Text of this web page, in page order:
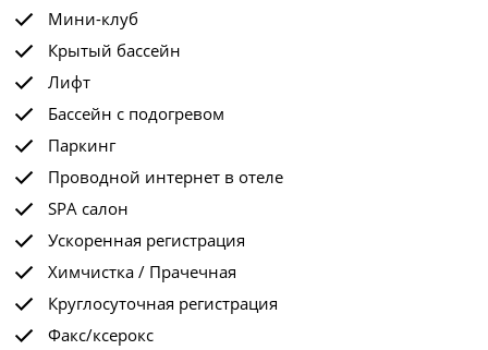
Мини-клуб
Крытый бассейн
Лифт
Бассейн с подогревом
Паркинг
Проводной интернет в отеле
SPA салон
Ускоренная регистрация
Химчистка / Прачечная
Круглосуточная регистрация
Факс/ксерокс